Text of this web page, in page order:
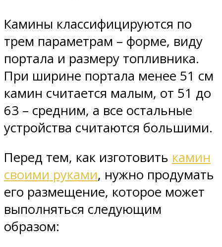
Камины классифицируются по
трем параметрам – форме, виду
портала и размеру топливника.
При ширине портала менее 51 см
камин считается малым, от 51 до
63 – средним, а все остальные
устройства считаются большими.
Перед тем, как изготовить камин
своими руками, нужно продумать
его размещение, которое может
выполняться следующим
образом: